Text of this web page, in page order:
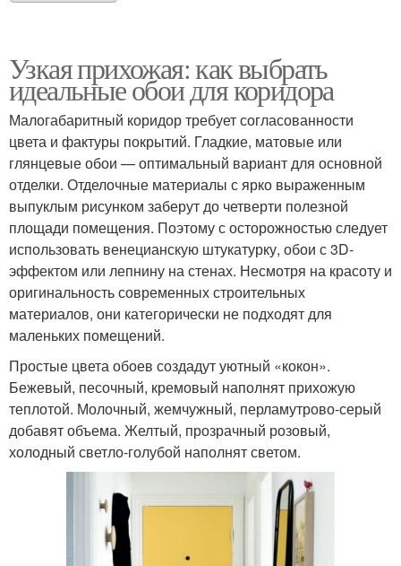
Узкая прихожая: как выбрать
идеальные обои для коридора
Малогабаритный коридор требует согласованности
цвета и фактуры покрытий. Гладкие, матовые или
глянцевые обои — оптимальный вариант для основной
отделки. Отделочные материалы с ярко выраженным
выпуклым рисунком заберут до четверти полезной
площади помещения. Поэтому с осторожностью следует
использовать венецианскую штукатурку, обои с 3D-
эффектом или лепнину на стенах. Несмотря на красоту и
оригинальность современных строительных
материалов, они категорически не подходят для
маленьких помещений.
Простые цвета обоев создадут уютный «кокон».
Бежевый, песочный, кремовый наполнят прихожую
теплотой. Молочный, жемчужный, перламутрово-серый
добавят объема. Желтый, прозрачный розовый,
холодный светло-голубой наполнят светом.